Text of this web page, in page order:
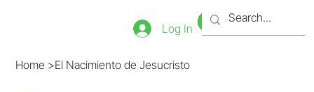
Bookstore
Tienda
Log In
Home >El Nacimiento de Jesucristo